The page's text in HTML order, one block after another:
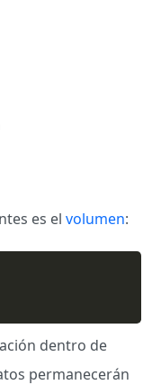
es el volumen:
dentro de
permanecerán